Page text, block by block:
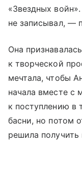
«Звездных
не записывал, —
Она
к творческой
мечтала, чтобы
начала вместе с
к поступлению в
басни, но потом
решила